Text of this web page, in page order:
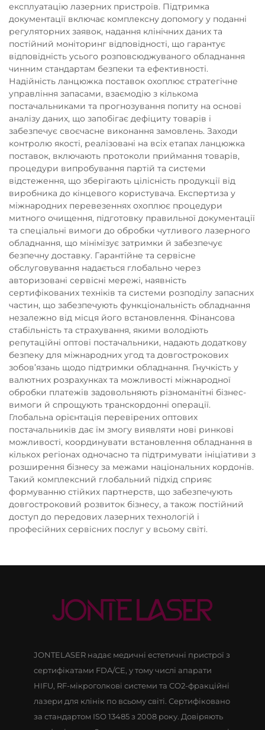
експлуатацію лазерних пристроїв. Підтримка
документації включає комплексну допомогу у поданні
регуляторних заявок, надання клінічних даних та
постійний моніторинг відповідності, що гарантує
відповідність усього розповсюджуваного обладнання
чинним стандартам безпеки та ефективності.
Надійність ланцюжка поставок охоплює стратегічне
управління запасами, взаємодію з кількома
постачальниками та прогнозування попиту на основі
аналізу даних, що запобігає дефіциту товарів і
забезпечує своєчасне виконання замовлень. Заходи
контролю якості, реалізовані на всіх етапах ланцюжка
поставок, включають протоколи приймання товарів,
процедури випробування партій та системи
відстеження, що зберігають цілісність продукції від
виробника до кінцевого користувача. Експертиза у
міжнародних перевезеннях охоплює процедури
митного очищення, підготовку правильної документації
та спеціальні вимоги до обробки чутливого лазерного
обладнання, що мінімізує затримки й забезпечує
безпечну доставку. Гарантійне та сервісне
обслуговування надається глобально через
авторизовані сервісні мережі, наявність
сертифікованих техніків та системи розподілу запасних
частин, що забезпечують функціональність обладнання
незалежно від місця його встановлення. Фінансова
стабільність та страхування, якими володіють
репутаційні оптові постачальники, надають додаткову
безпеку для міжнародних угод та довгострокових
зобов’язань щодо підтримки обладнання. Гнучкість у
валютних розрахунках та можливості міжнародної
обробки платежів задовольняють різноманітні бізнес-
вимоги й спрощують транскордонні операції.
Глобальна орієнтація перевірених оптових
постачальників дає їм змогу виявляти нові ринкові
можливості, координувати встановлення обладнання в
кількох регіонах одночасно та підтримувати ініціативи з
розширення бізнесу за межами національних кордонів.
Такий комплексний глобальний підхід сприяє
формуванню стійких партнерств, що забезпечують
довгостроковий розвиток бізнесу, а також постійний
доступ до передових лазерних технологій і
професійних сервісних послуг у всьому світі.
JONTELASER надає медичні естетичні пристрої з
сертифікатами FDA/CE, у тому числі апарати
HIFU, RF-мікроголкові системи та CO2-фракційні
лазери для клінік по всьому світі. Сертифіковано
за стандартом ISO 13485 з 2008 року. Довіряють